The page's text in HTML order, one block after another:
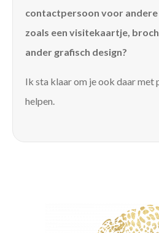
contactpersoon voor
zoals een visitekaartje,
ander grafisch design?
Ik sta klaar om je ook daar met
helpen.